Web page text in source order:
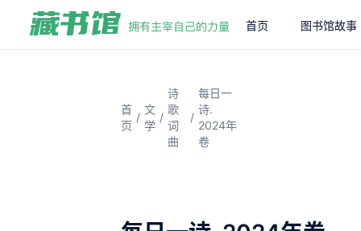
首页 图书馆故事
首
页
/
文
学
/
诗
歌
词
曲
/
每日一
诗.
2024年
卷